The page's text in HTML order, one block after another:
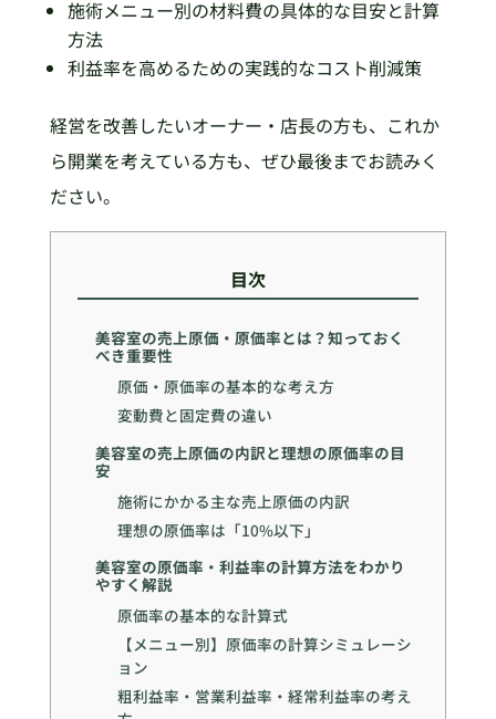
施術メニュー別の材料費の具体的な目安と計算
方法
利益率を高めるための実践的なコスト削減策
経営を改善したいオーナー・店長の方も、これか
ら開業を考えている方も、ぜひ最後までお読みく
ださい。
目次
美容室の売上原価・原価率とは？知っておく
べき重要性
原価・原価率の基本的な考え方
変動費と固定費の違い
美容室の売上原価の内訳と理想の原価率の目
安
施術にかかる主な売上原価の内訳
理想の原価率は「10%以下」
美容室の原価率・利益率の計算方法をわかり
やすく解説
原価率の基本的な計算式
【メニュー別】原価率の計算シミュレーシ
ョン
粗利益率・営業利益率・経常利益率の考え